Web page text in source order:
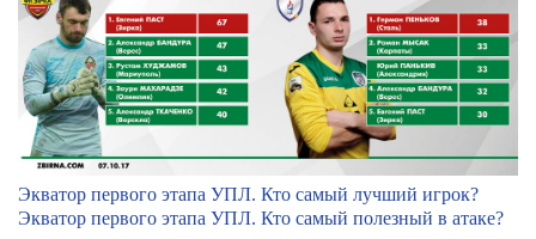
Экватор первого этапа УПЛ. Кто самый лучший игрок?
Экватор первого этапа УПЛ. Кто самый полезный в атаке?